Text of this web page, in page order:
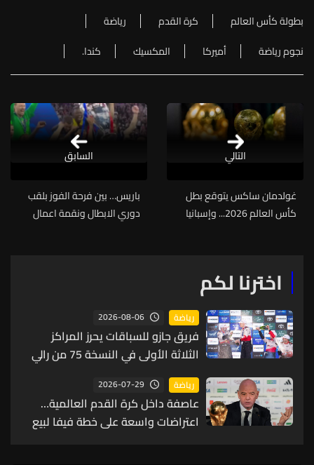
بطولة كأس العالم كرة القدم
رياضة
نجوم رياضة
أميركا المكسيك كندا.
التالي
غولدمان ساكس يتوقع بطل
كأس العالم 2026... وإسبانيا
باريس… بين فرحة الفوز بلقب
دوري الابطال ونقمة اعمال
السابق
اخترنا لكم
رياضة 2026-08-06
فريق جازو للسباقات يحرز المراكز
الثلاثة الأولى في النسخة 75 من رالي
فنلندا
رياضة 2026-07-29
عاصفة داخل كرة القدم العالمية…
اعتراضات واسعة على خطة فيفا لبيع